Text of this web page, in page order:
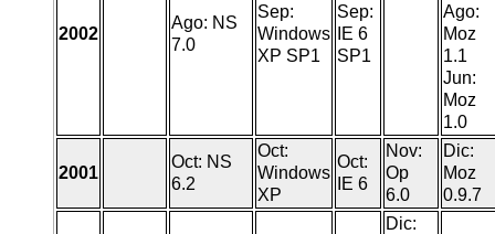
2002
Ago: NS
7.0
Sep:
Windows
XP SP1
Sep:
IE 6
SP1
Ago:
Moz
1.1
Jun:
Moz
1.0
2001
Oct: NS
6.2
Oct:
Windows
XP
Oct:
IE 6
Nov:
Op
6.0
Dic:
Moz
0.9.7
Dic: